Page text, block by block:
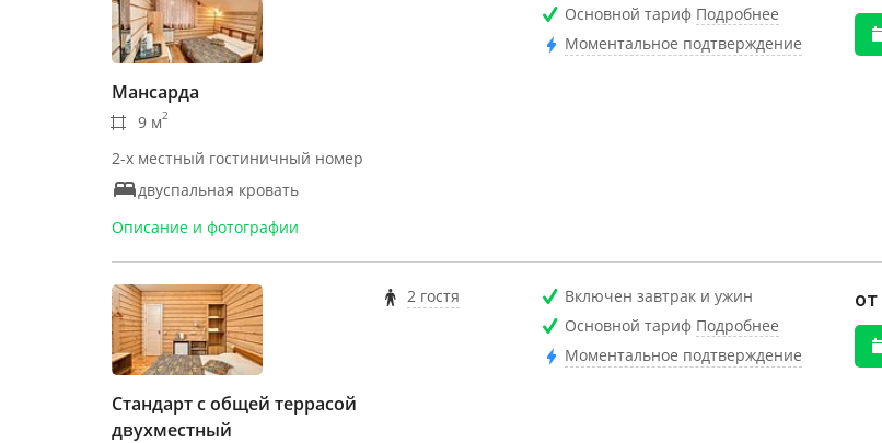
Мансарда
9 м2
2-х местный гостиничный номер
двуспальная кровать
Описание и фотографии
Основной тариф Подробнее
Моментальное подтверждение
Стандарт с общей террасой
двухместный
2 гостя
Включен завтрак и ужин
Основной тариф Подробнее
Моментальное подтверждение
от